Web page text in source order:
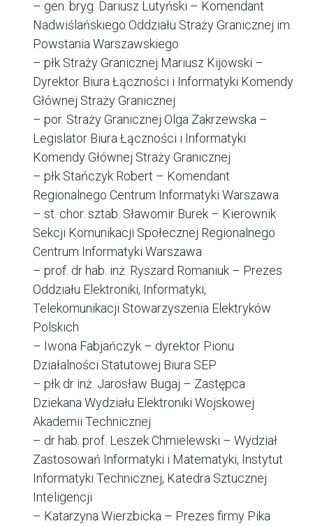
– gen. bryg. Dariusz Lutyński – Komendant
Nadwiślańskiego Oddziału Straży Granicznej im.
Powstania Warszawskiego
– płk Straży Granicznej Mariusz Kijowski –
Dyrektor Biura Łączności i Informatyki Komendy
Głównej Straży Granicznej
– por. Straży Granicznej Olga Zakrzewska –
Legislator Biura Łączności i Informatyki
Komendy Głównej Straży Granicznej
– płk Stańczyk Robert – Komendant
Regionalnego Centrum Informatyki Warszawa
– st. chor. sztab. Sławomir Burek – Kierownik
Sekcji Komunikacji Społecznej Regionalnego
Centrum Informatyki Warszawa
– prof. dr hab. inż. Ryszard Romaniuk – Prezes
Oddziału Elektroniki, Informatyki,
Telekomunikacji Stowarzyszenia Elektryków
Polskich
– Iwona Fabjańczyk – dyrektor Pionu
Działalności Statutowej Biura SEP
– płk dr inż. Jarosław Bugaj – Zastępca
Dziekana Wydziału Elektroniki Wojskowej
Akademii Technicznej
– dr hab. prof. Leszek Chmielewski – Wydział
Zastosowań Informatyki i Matematyki, Instytut
Informatyki Technicznej, Katedra Sztucznej
Inteligencji
– Katarzyna Wierzbicka – Prezes firmy Pika